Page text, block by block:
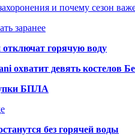
и почему сезон
заранее
отключат горячую воду
охватит девять костелов
БПЛА
без горячей воды